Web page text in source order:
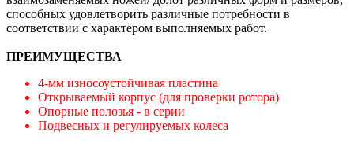
способных удовлетворить различные потребности в
соответствии с характером выполняемых работ.
ПРЕИМУЩЕСТВА
4-мм износоустойчивая пластина
Открываемый корпус (для проверки ротора)
Опорные полозья - в серии
Подвесных и регулируемых колеса